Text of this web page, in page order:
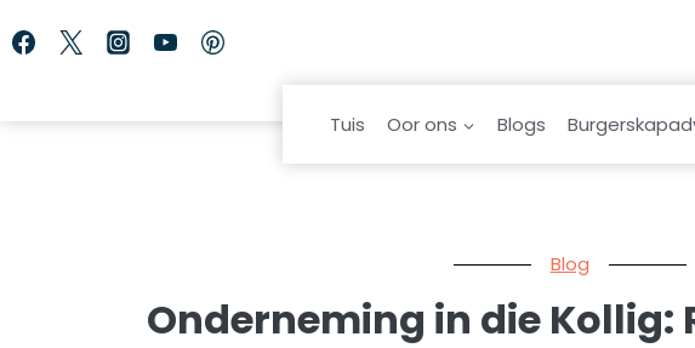
to
Tuis Oor ons Blogs
Blog
Onderneming in die Kollig: